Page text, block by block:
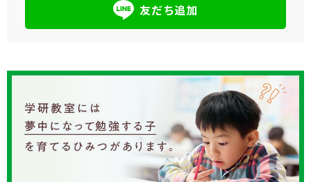
友だち追加